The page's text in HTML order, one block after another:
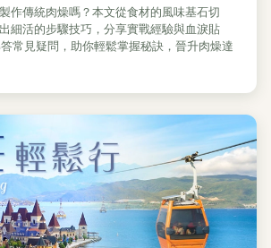
作傳統肉燥嗎？本文從食材的風味基石切
細活的步驟技巧，分享實戰經驗與血淚貼
常見疑問，助你輕鬆掌握秘訣，晉升肉燥達